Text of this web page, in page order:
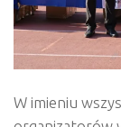
W imieniu